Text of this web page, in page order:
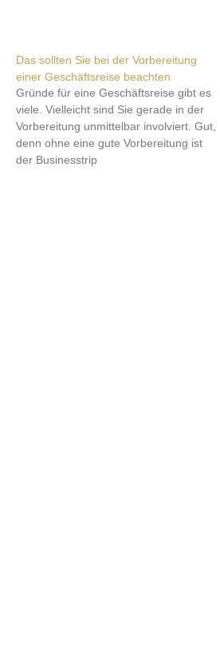
Das sollten Sie bei der Vorbereitung
einer Geschäftsreise beachten
Gründe für eine Geschäftsreise gibt es
viele. Vielleicht sind Sie gerade in der
Vorbereitung unmittelbar involviert. Gut,
denn ohne eine gute Vorbereitung ist
der Businesstrip